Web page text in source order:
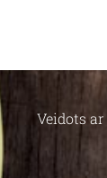
Veidots ar